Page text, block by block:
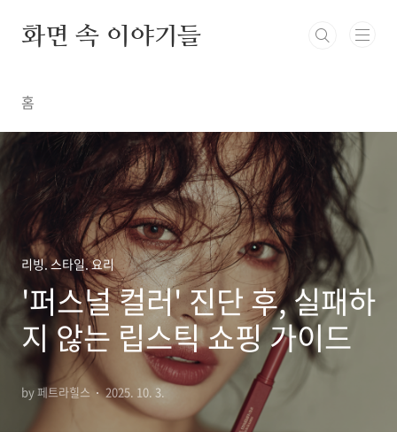
화면 속 이야기들
홈
리빙. 스타일. 요리
'퍼스널 컬러' 진단 후, 실패하
지 않는 립스틱 쇼핑 가이드
by 페트라힐스 2025. 10. 3.